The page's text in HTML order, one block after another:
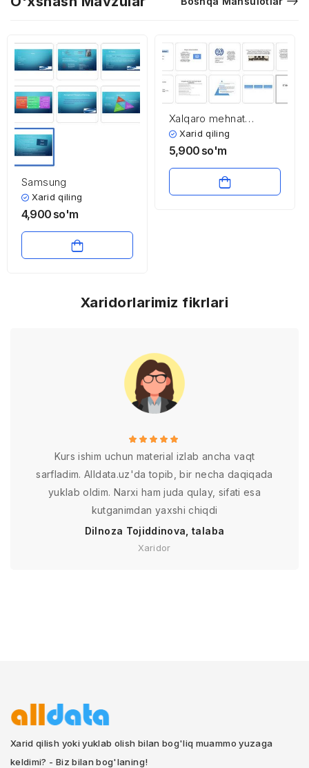
Samsung
Xarid qiling
4,900 so'm
Xalqaro mehnat
tashkiloti
Xarid qiling
5,900 so'm
Xaridorlarimiz fikrlari
Kurs ishim uchun material izlab ancha vaqt
sarfladim. Alldata.uz'da topib, bir necha daqiqada
yuklab oldim. Narxi ham juda qulay, sifati esa
kutganimdan yaxshi chiqdi
Dilnoza Tojiddinova, talaba
Xaridor
Xarid qilish yoki yuklab olish bilan bog'liq muammo yuzaga
keldimi? - Biz bilan bog'laning!